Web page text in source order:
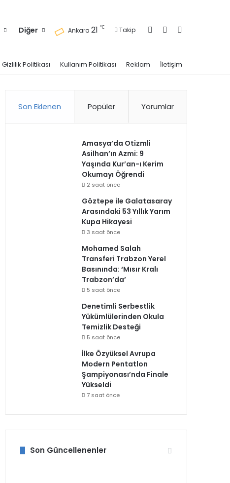
Diğer Ankara 21 ℃ Takip Kayıt OlKenar Bölmesi
Gizlilik Politikası Kullanım Politikası Reklam İletişim
Son Eklenen Popüler Yorumlar
Amasya’da Otizmli
Asilhan’ın Azmi: 9
Yaşında Kur’an-ı Kerim
Okumayı Öğrendi
2 saat önce
Göztepe ile Galatasaray
Arasındaki 53 Yıllık Yarım
Kupa Hikayesi
3 saat önce
Mohamed Salah
Transferi Trabzon Yerel
Basınında: ‘Mısır Kralı
Trabzon’da’
5 saat önce
Denetimli Serbestlik
Yükümlülerinden Okula
Temizlik Desteği
5 saat önce
İlke Özyüksel Avrupa
Modern Pentatlon
Şampiyonası’nda Finale
Yükseldi
7 saat önce
Son Güncellenenler